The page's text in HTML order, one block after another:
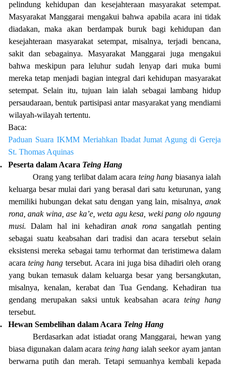
pelindung kehidupan dan kesejahteraan masyarakat setempat.
Masyarakat Manggarai mengakui bahwa apabila acara ini tidak
diadakan, maka akan berdampak buruk bagi kehidupan dan
kesejahteraan masyarakat setempat, misalnya, terjadi bencana,
sakit dan sebagainya. Masyarakat Manggarai juga mengakui
bahwa meskipun para leluhur sudah lenyap dari muka bumi
mereka tetap menjadi bagian integral dari kehidupan masyarakat
setempat. Selain itu, tujuan lain ialah sebagai lambang hidup
persaudaraan, bentuk partisipasi antar masyarakat yang mendiami
wilayah-wilayah tertentu.
Baca:
Paduan Suara IKMM Meriahkan Ibadat Jumat Agung di Gereja
St. Thomas Aquinas
Peserta dalam Acara Teing Hang
Orang yang terlibat dalam acara teing hang biasanya ialah
keluarga besar mulai dari yang berasal dari satu keturunan, yang
memiliki hubungan dekat satu dengan yang lain, misalnya , anak
rona, anak wina, ase ka’e, weta agu kesa, weki pang olo ngaung
musi.Dalam hal ini kehadirananak ronasangatlah penting
sebagai suatu keabsahan dari tradisi dan acara tersebut selain
eksistensi mereka sebagai tamu terhormat dan teristimewa dalam
acara teing hangtersebut. Acara ini juga bisa dihadiri oleh orang
yang bukan temasuk dalam keluarga besar yang bersangkutan,
misalnya, kenalan, kerabat dan Tua Gendang. Kehadiran tua
gendang merupakan saksi untuk keabsahan acarateing hang
tersebut.
Hewan Sembelihan dalam Acara Teing Hang
Berdasarkan adat istiadat orang Manggarai, hewan yang
biasa digunakan dalam acara teing hang ialah seekor ayam jantan
berwarna putih dan merah. Tetapi semuanhya kembali kepada